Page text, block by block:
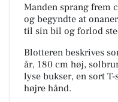
Manden sprang frem
og begyndte at
til sin bil og forlod
Blotteren beskrives
år, 180 cm høj,
lyse bukser, en sort
højre hånd.